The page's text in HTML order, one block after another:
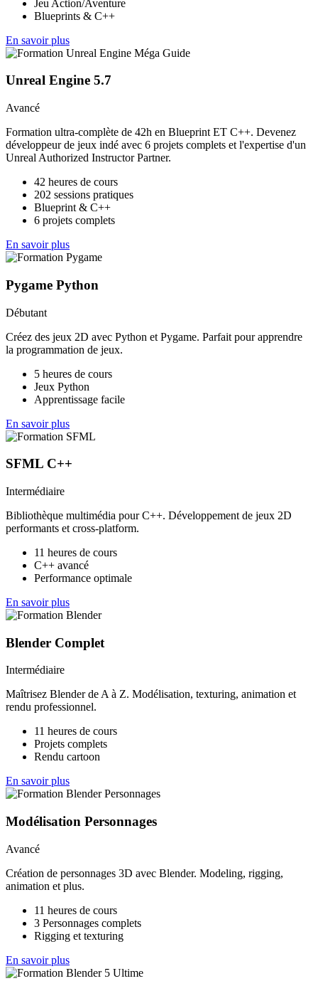
Jeu Action/Aventure
Blueprints & C++
En savoir plus
Unreal Engine 5.7
Avancé
Formation ultra-complète de 42h en Blueprint ET C++. Devenez
développeur de jeux indé avec 6 projets complets et l'expertise d'un
Unreal Authorized Instructor Partner.
42 heures de cours
202 sessions pratiques
Blueprint & C++
6 projets complets
En savoir plus
Pygame Python
Débutant
Créez des jeux 2D avec Python et Pygame. Parfait pour apprendre
la programmation de jeux.
5 heures de cours
Jeux Python
Apprentissage facile
En savoir plus
SFML C++
Intermédiaire
Bibliothèque multimédia pour C++. Développement de jeux 2D
performants et cross-platform.
11 heures de cours
C++ avancé
Performance optimale
En savoir plus
Blender Complet
Intermédiaire
Maîtrisez Blender de A à Z. Modélisation, texturing, animation et
rendu professionnel.
11 heures de cours
Projets complets
Rendu cartoon
En savoir plus
Modélisation Personnages
Avancé
Création de personnages 3D avec Blender. Modeling, rigging,
animation et plus.
11 heures de cours
3 Personnages complets
Rigging et texturing
En savoir plus